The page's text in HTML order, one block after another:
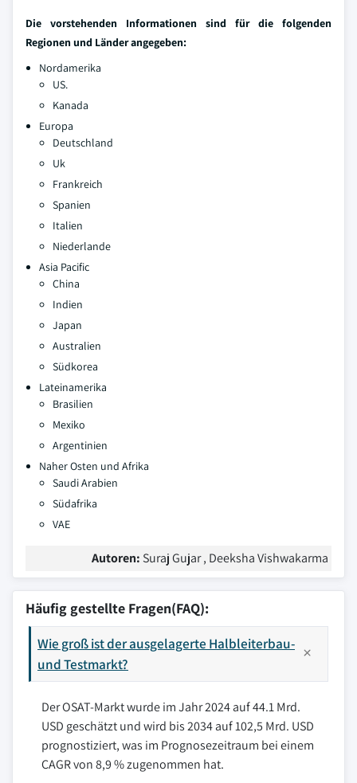
Die vorstehenden Informationen sind für die folgenden
Regionen und Länder angegeben:
Nordamerika
US.
Kanada
Europa
Deutschland
Uk
Frankreich
Spanien
Italien
Niederlande
Asia Pacific
China
Indien
Japan
Australien
Südkorea
Lateinamerika
Brasilien
Mexiko
Argentinien
Naher Osten und Afrika
Saudi Arabien
Südafrika
VAE
Autoren: Suraj Gujar , Deeksha Vishwakarma
Häufig gestellte Fragen(FAQ):
Wie groß ist der ausgelagerte Halbleiterbau-
und Testmarkt?
Der OSAT-Markt wurde im Jahr 2024 auf 44.1 Mrd.
USD geschätzt und wird bis 2034 auf 102,5 Mrd. USD
prognostiziert, was im Prognosezeitraum bei einem
CAGR von 8,9 % zugenommen hat.